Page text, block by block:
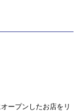
ープンしたお店をリ